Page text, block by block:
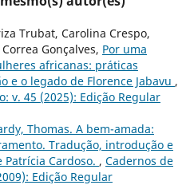
Trubat, Carolina Crespo,
Gonçalves, Por uma
africanas: práticas
e o legado de Florence Jabavu ,
v. 45 (2025): Edição Regular
Thomas. A bem-amada:
Tradução, introdução e
Patrícia Cardoso. , Cadernos de
Edição Regular